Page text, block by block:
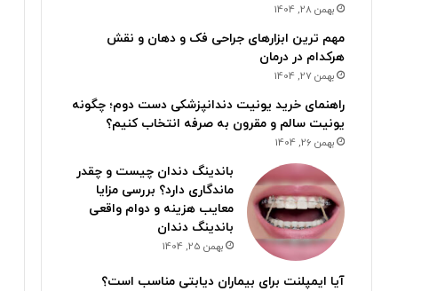
بهمن 28, 1404
مهم ترین ابزارهای جراحی فک و دهان و نقش
هرکدام در درمان
بهمن 27, 1404
راهنمای خرید یونیت دندانپزشکی دست دوم؛ چگونه
یونیت سالم و مقرون به صرفه انتخاب کنیم؟
بهمن 26, 1404
باندینگ دندان چیست و چقدر
ماندگاری دارد؟ بررسی مزایا
معایب هزینه و دوام واقعی
باندینگ دندان
بهمن 25, 1404
آیا ایمپلنت برای بیماران دیابتی مناسب است؟